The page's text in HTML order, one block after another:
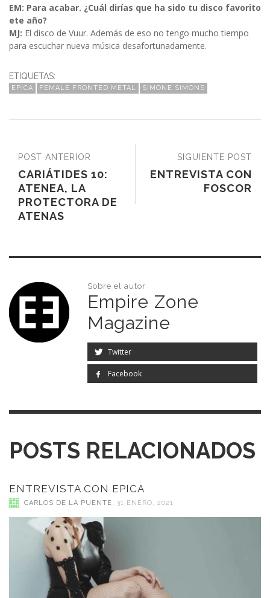
EM: Para acabar. ¿Cuál dirías que ha sido tu disco favorito
ete año?
MJ: El disco de Vuur. Además de eso no tengo mucho tiempo
para escuchar nueva música desafortunadamente.
ETIQUETAS:
EPICA FEMALE FRONTED METAL SIMONE SIMONS
SIGUIENTE POST
ENTREVISTA CON
FOSCOR
POST ANTERIOR
CARIÁTIDES 10:
ATENEA, LA
PROTECTORA DE
ATENAS
Sobre el autor
Empire Zone
Magazine
Twitter
Facebook
POSTS RELACIONADOS
ENTREVISTA CON EPICA
CARLOS DE LA PUENTE, 31 ENERO, 2021